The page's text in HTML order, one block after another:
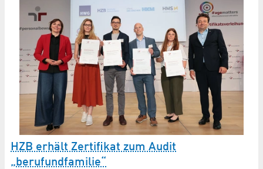
HZB erhält Zertifikat zum Audit
„berufundfamilie“